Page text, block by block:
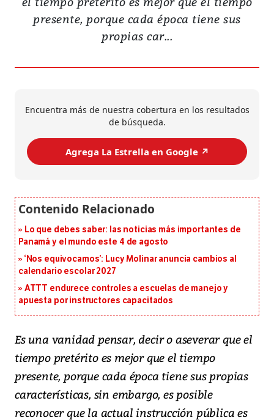
presente, porque cada época tiene sus
propias car...
Encuentra más de nuestra cobertura en los resultados
de búsqueda.
Agrega La Estrella en Google ↗️
Lo que debes saber: las noticias más importantes de
Panamá y el mundo este 4 de agosto
‘Nos equivocamos’: Lucy Molinar anuncia cambios al
calendario escolar 2027
ATTT endurece controles a escuelas de manejo y
apuesta por instructores capacitados
Es una vanidad pensar, decir o aseverar que el
tiempo pretérito es mejor que el tiempo
presente, porque cada época tiene sus propias
características, sin embargo, es posible
reconocer que la actual instrucción pública es